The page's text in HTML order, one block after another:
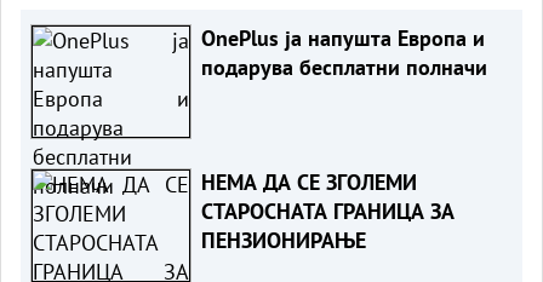
OnePlus ја напушта Европа и
подарува бесплатни полначи
НЕМА ДА СЕ ЗГОЛЕМИ
СТАРОСНАТА ГРАНИЦА ЗА
ПЕНЗИОНИРАЊЕ